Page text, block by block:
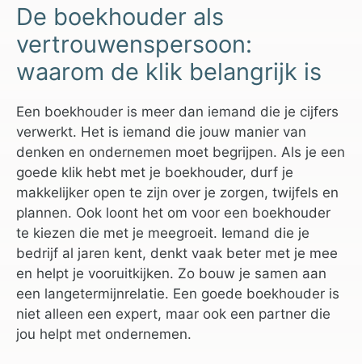
De boekhouder als
vertrouwenspersoon:
waarom de klik belangrijk is
Een boekhouder is meer dan iemand die je cijfers
verwerkt. Het is iemand die jouw manier van
denken en ondernemen moet begrijpen. Als je een
goede klik hebt met je boekhouder, durf je
makkelijker open te zijn over je zorgen, twijfels en
plannen. Ook loont het om voor een boekhouder
te kiezen die met je meegroeit. Iemand die je
bedrijf al jaren kent, denkt vaak beter met je mee
en helpt je vooruitkijken. Zo bouw je samen aan
een langetermijnrelatie. Een goede boekhouder is
niet alleen een expert, maar ook een partner die
jou helpt met ondernemen.